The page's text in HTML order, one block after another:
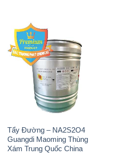
Tẩy Đường – NA2S2O4
Guangdi Maoming Thùng
Xám Trung Quốc China